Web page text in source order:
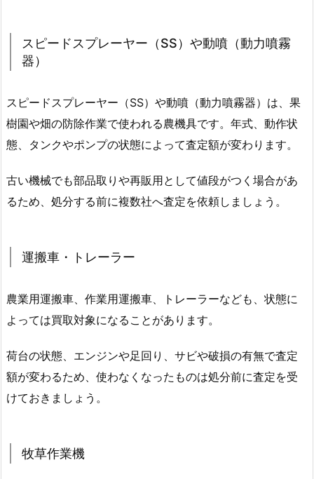
スピードスプレーヤー（SS）や動噴（動力噴霧
器）
スピードスプレーヤー（SS）や動噴（動力噴霧器）は、果
樹園や畑の防除作業で使われる農機具です。年式、動作状
態、タンクやポンプの状態によって査定額が変わります。
古い機械でも部品取りや再販用として値段がつく場合があ
るため、処分する前に複数社へ査定を依頼しましょう。
運搬車・トレーラー
農業用運搬車、作業用運搬車、トレーラーなども、状態に
よっては買取対象になることがあります。
荷台の状態、エンジンや足回り、サビや破損の有無で査定
額が変わるため、使わなくなったものは処分前に査定を受
けておきましょう。
牧草作業機